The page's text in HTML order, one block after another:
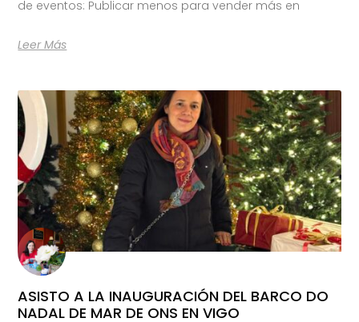
de eventos: Publicar menos para vender más en
Leer Más
ASISTO A LA INAUGURACIÓN DEL BARCO DO
NADAL DE MAR DE ONS EN VIGO